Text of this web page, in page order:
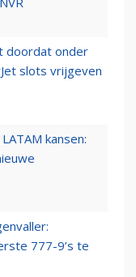
doordat onder
slots vrijgeven
kansen:
777-9’s te